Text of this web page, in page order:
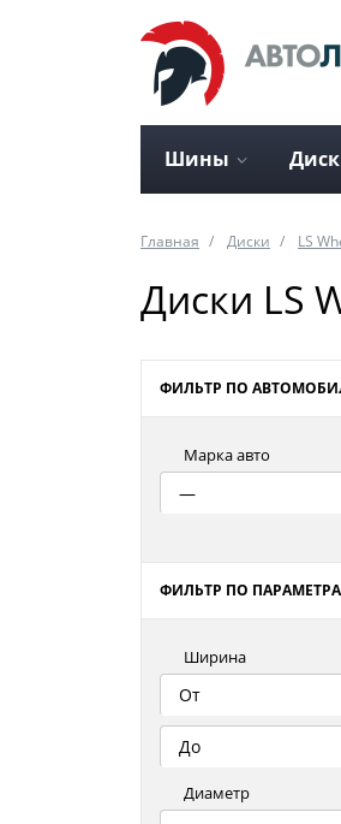
Шины
Главная Диски LS
Диски LS
ФИЛЬТР ПО
Марка авто
—
ФИЛЬТР ПО
Ширина
От
До
Диаметр